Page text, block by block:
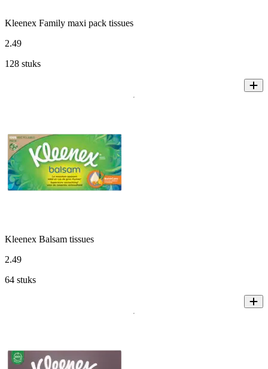
Kleenex Family maxi pack tissues
2.49
128 stuks
Kleenex Balsam tissues
2.49
64 stuks